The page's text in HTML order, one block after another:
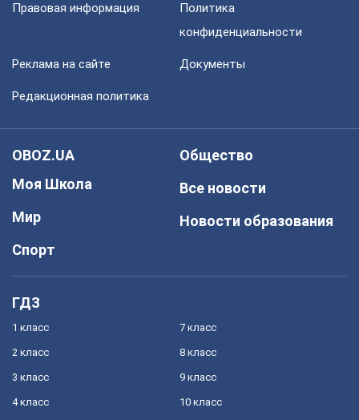
Правовая информация
Политика
конфиденциальности
Реклама на сайте Документы
Редакционная политика
OBOZ.UA
Моя Школа
Мир
Спорт
Общество
Все новости
Новости образования
ГДЗ
1 класс
2 класс
3 класс
4 класс
7 класс
8 класс
9 класс
10 класс